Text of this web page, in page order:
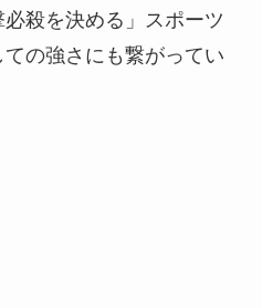
殺を決める」スポーツ
の強さにも繋がってい